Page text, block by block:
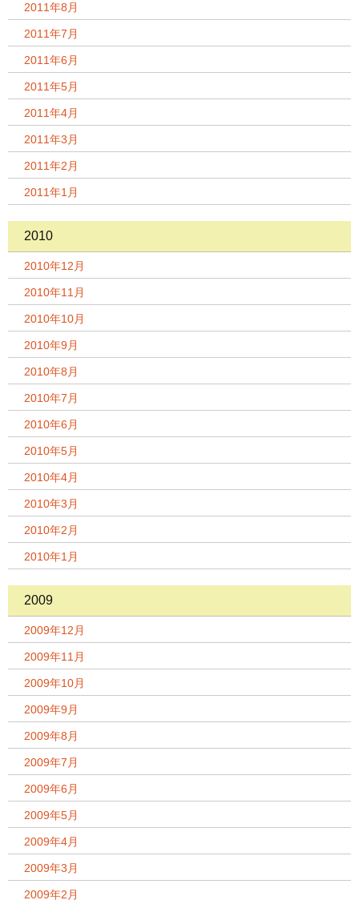
2011年8月
2011年7月
2011年6月
2011年5月
2011年4月
2011年3月
2011年2月
2011年1月
2010
2010年12月
2010年11月
2010年10月
2010年9月
2010年8月
2010年7月
2010年6月
2010年5月
2010年4月
2010年3月
2010年2月
2010年1月
2009
2009年12月
2009年11月
2009年10月
2009年9月
2009年8月
2009年7月
2009年6月
2009年5月
2009年4月
2009年3月
2009年2月